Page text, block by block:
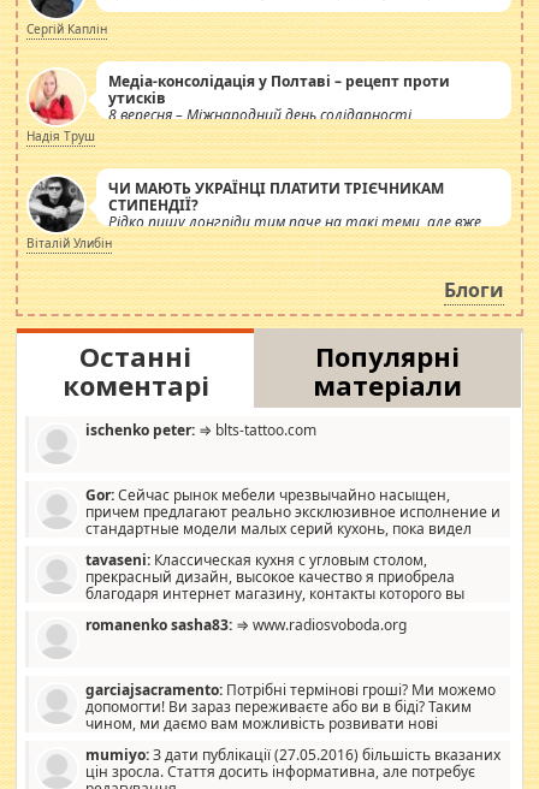
Сергій Каплін
Медіа-консолідація у Полтаві – рецепт проти
утисків
8 вересня – Міжнародний день солідарності
журналістів.
Надія Труш
ЧИ МАЮТЬ УКРАЇНЦІ ПЛАТИТИ ТРІЄЧНИКАМ
СТИПЕНДІЇ?
Рідко пишу лонгріди тим паче на такі теми, але вже
просто дістало! Обурюють сьогоднішні інсенуації
навколо стипендіального питання. Штучно
роздувається ще одна соціальна катастрофа.
Віталій Улибін
Блоги
Останні
коментарі
Популярні
матеріали
ischenko peter: ⇒ blts-tattoo.com
Gor:Сейчас рынок мебели чрезвычайно насыщен,
причем предлагают реально эксклюзивное исполнение и
стандартные модели малых серий кухонь, пока видел
стандартные формы, в MebelOk, креативненько и что главное -
со вкусом все в порядке, без ненужных наворотов удорожающих
мебель, а это не последний фактор.
tavaseni: Классическая кухня с угловым столом,
прекрасный дизайн, высокое качество я приобрела
благодаря интернет магазину, контакты которого вы
romanenko sasha83: ⇒ www.radiosvoboda.org
garciajsacramento: Потрібні термінові гроші? Ми можемо
допомогти! Ви зараз переживаєте або ви в біді? Таким
чином, ми даємо вам можливість розвивати нові
допомагати людям, які намагаються дати їм шанс. Кожен
заслуговує на другий шанс, і, оскільки влада не зможе, вони
mumiyo:З дати публікації (27.05.2016) більшість вказаних
цін зросла. Стаття досить інформативна, але потребує